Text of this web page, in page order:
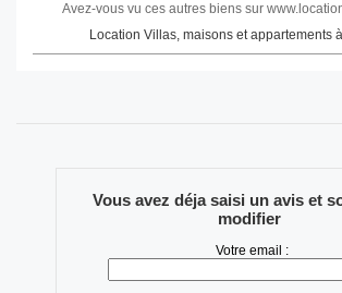
Avez-vous vu ces autres biens sur
Location Villas, maisons et appartements
Vous avez déja saisi un avis et
modifier
Votre email :